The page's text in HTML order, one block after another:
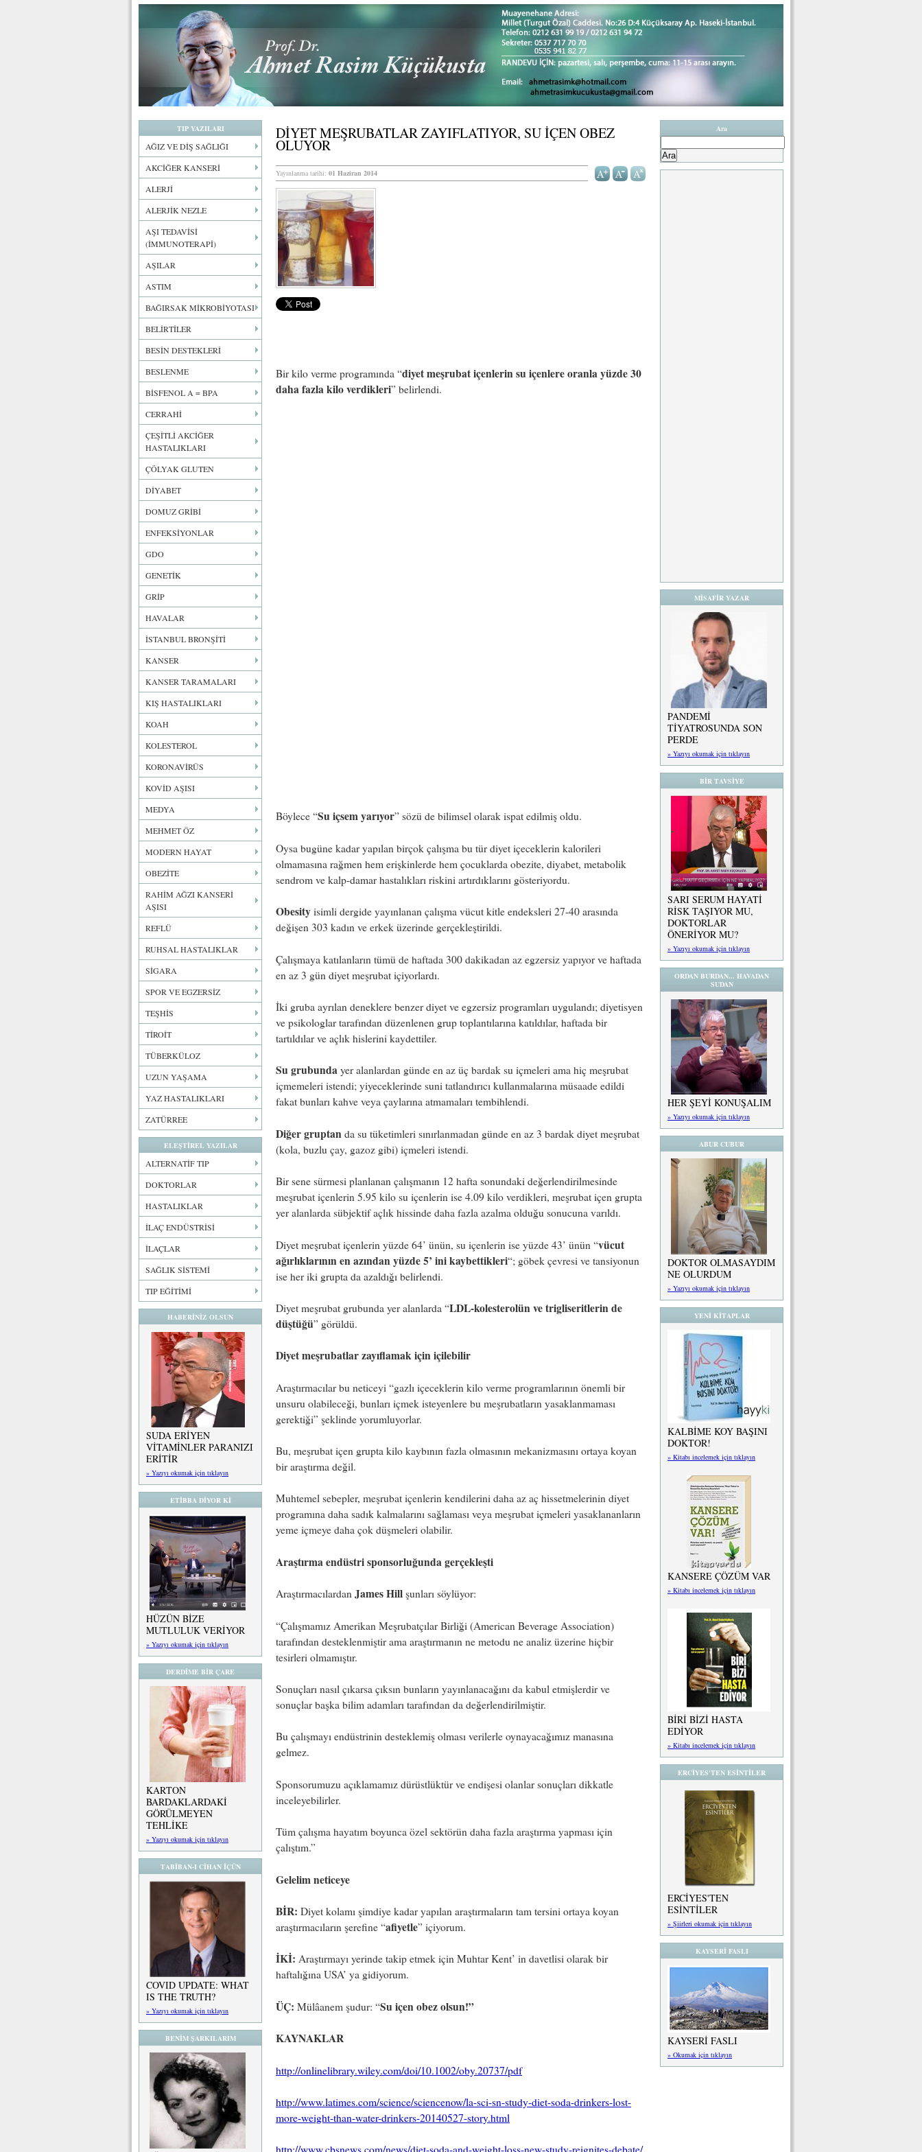
TIP YAZILARI
AĞIZ VE DİŞ SAĞLIĞI
AKCİĞER KANSERİ
ALERJİ
ALERJİK NEZLE
AŞI TEDAVİSİ
(İMMUNOTERAPİ)
AŞILAR
ASTIM
BAĞIRSAK MİKROBİYOTASI
BELİRTİLER
BESİN DESTEKLERİ
BESLENME
BİSFENOL A = BPA
CERRAHİ
ÇEŞİTLİ AKCİĞER
HASTALIKLARI
ÇÖLYAK GLUTEN
DİYABET
DOMUZ GRİBİ
ENFEKSİYONLAR
GDO
GENETİK
GRİP
HAVALAR
İSTANBUL BRONŞİTİ
KANSER
KANSER TARAMALARI
KIŞ HASTALIKLARI
KOAH
KOLESTEROL
KORONAVİRÜS
KOVİD AŞISI
MEDYA
MEHMET ÖZ
MODERN HAYAT
OBEZİTE
RAHİM AĞZI KANSERİ
AŞISI
REFLÜ
RUHSAL HASTALIKLAR
SİGARA
SPOR VE EGZERSİZ
TEŞHİS
TİROİT
TÜBERKÜLOZ
UZUN YAŞAMA
YAZ HASTALIKLARI
ZATÜRREE
ELEŞTİREL YAZILAR
ALTERNATİF TIP
DOKTORLAR
HASTALIKLAR
İLAÇ ENDÜSTRİSİ
İLAÇLAR
SAĞLIK SİSTEMİ
TIP EĞİTİMİ
HABERİNİZ OLSUN
SUDA ERİYEN
VİTAMİNLER PARANIZI
ERİTİR
» Yazıyı okumak için tıklayın
ETİBBA DİYOR Kİ
HÜZÜN BİZE
MUTLULUK VERİYOR
» Yazıyı okumak için tıklayın
DERDİME BİR ÇARE
KARTON
BARDAKLARDAKİ
GÖRÜLMEYEN
TEHLİKE
» Yazıyı okumak için tıklayın
TABİBAN-I CİHAN İÇÜN
COVID UPDATE: WHAT
IS THE TRUTH?
» Yazıyı okumak için tıklayın
BENİM ŞARKILARIM
DİYET MEŞRUBATLAR ZAYIFLATIYOR, SU İÇEN OBEZ
OLUYOR
Yayınlanma tarihi: 01 Haziran 2014
Bir kilo verme programında “diyet meşrubat içenlerin su içenlere oranla yüzde 30
daha fazla kilo verdikleri” belirlendi.
Böylece “Su içsem yarıyor” sözü de bilimsel olarak ispat edilmiş oldu.
Oysa bugüne kadar yapılan birçok çalışma bu tür diyet içeceklerin kalorileri
olmamasına rağmen hem erişkinlerde hem çocuklarda obezite, diyabet, metabolik
sendrom ve kalp-damar hastalıkları riskini artırdıklarını gösteriyordu.
Obesity isimli dergide yayınlanan çalışma vücut kitle endeksleri 27-40 arasında
değişen 303 kadın ve erkek üzerinde gerçekleştirildi.
Çalışmaya katılanların tümü de haftada 300 dakikadan az egzersiz yapıyor ve haftada
en az 3 gün diyet meşrubat içiyorlardı.
İki gruba ayrılan deneklere benzer diyet ve egzersiz programları uygulandı; diyetisyen
ve psikologlar tarafından düzenlenen grup toplantılarına katıldılar, haftada bir
tartıldılar ve açlık hislerini kaydettiler.
Su grubunda yer alanlardan günde en az üç bardak su içmeleri ama hiç meşrubat
içmemeleri istendi; yiyeceklerinde suni tatlandırıcı kullanmalarına müsaade edildi
fakat bunları kahve veya çaylarına atmamaları tembihlendi.
Diğer gruptan da su tüketimleri sınırlanmadan günde en az 3 bardak diyet meşrubat
(kola, buzlu çay, gazoz gibi) içmeleri istendi.
Bir sene sürmesi planlanan çalışmanın 12 hafta sonundaki değerlendirilmesinde
meşrubat içenlerin 5.95 kilo su içenlerin ise 4.09 kilo verdikleri, meşrubat içen grupta
yer alanlarda sübjektif açlık hissinde daha fazla azalma olduğu sonucuna varıldı.
Diyet meşrubat içenlerin yüzde 64’ ünün, su içenlerin ise yüzde 43’ ünün “vücut
ağırlıklarının en azından yüzde 5’ ini kaybettikleri“; göbek çevresi ve tansiyonun
ise her iki grupta da azaldığı belirlendi.
Diyet meşrubat grubunda yer alanlarda “LDL-kolesterolün ve trigliseritlerin de
düştüğü” görüldü.
Diyet meşrubatlar zayıflamak için içilebilir
Araştırmacılar bu neticeyi “gazlı içeceklerin kilo verme programlarının önemli bir
unsuru olabileceği, bunları içmek isteyenlere bu meşrubatların yasaklanmaması
gerektiği” şeklinde yorumluyorlar.
Bu, meşrubat içen grupta kilo kaybının fazla olmasının mekanizmasını ortaya koyan
bir araştırma değil.
Muhtemel sebepler, meşrubat içenlerin kendilerini daha az aç hissetmelerinin diyet
programına daha sadık kalmalarını sağlaması veya meşrubat içmeleri yasaklananların
yeme içmeye daha çok düşmeleri olabilir.
Araştırma endüstri sponsorluğunda gerçekleşti
Araştırmacılardan James Hill şunları söylüyor:
“Çalışmamız Amerikan Meşrubatçılar Birliği (American Beverage Association)
tarafından desteklenmiştir ama araştırmanın ne metodu ne analiz üzerine hiçbir
tesirleri olmamıştır.
Sonuçları nasıl çıkarsa çıksın bunların yayınlanacağını da kabul etmişlerdir ve
sonuçlar başka bilim adamları tarafından da değerlendirilmiştir.
Bu çalışmayı endüstrinin desteklemiş olması verilerle oynayacağımız manasına
gelmez.
Sponsorumuzu açıklamamız dürüstlüktür ve endişesi olanlar sonuçları dikkatle
inceleyebilirler.
Tüm çalışma hayatım boyunca özel sektörün daha fazla araştırma yapması için
çalıştım.”
Gelelim neticeye
BİR: Diyet kolamı şimdiye kadar yapılan araştırmaların tam tersini ortaya koyan
araştırmacıların şerefine “afiyetle” içiyorum.
İKİ: Araştırmayı yerinde takip etmek için Muhtar Kent’ in davetlisi olarak bir
haftalığına USA’ ya gidiyorum.
ÜÇ: Mülâanem şudur: “Su içen obez olsun!”
KAYNAKLAR
http://onlinelibrary.wiley.com/doi/10.1002/oby.20737/pdf
http://www.latimes.com/science/sciencenow/la-sci-sn-study-diet-soda-drinkers-lost-
more-weight-than-water-drinkers-20140527-story.html
Ara
MİSAFİR YAZAR
PANDEMİ
TİYATROSUNDA SON
PERDE
» Yazıyı okumak için tıklayın
BİR TAVSİYE
SARI SERUM HAYATİ
RİSK TAŞIYOR MU,
DOKTORLAR
ÖNERİYOR MU?
» Yazıyı okumak için tıklayın
ORDAN BURDAN... HAVADAN
SUDAN
HER ŞEYİ KONUŞALIM
» Yazıyı okumak için tıklayın
ABUR CUBUR
DOKTOR OLMASAYDIM
NE OLURDUM
» Yazıyı okumak için tıklayın
YENİ KİTAPLAR
KALBİME KOY BAŞINI
DOKTOR!
» Kitabı incelemek için tıklayın
KANSERE ÇÖZÜM VAR
» Kitabı incelemek için tıklayın
BİRİ BİZİ HASTA
EDİYOR
» Kitabı incelemek için tıklayın
ERCİYES'TEN ESİNTİLER
ERCİYES'TEN
ESİNTİLER
» Şiirleri okumak için tıklayın
KAYSERİ FASLI
KAYSERİ FASLI
» Okumak için tıklayın